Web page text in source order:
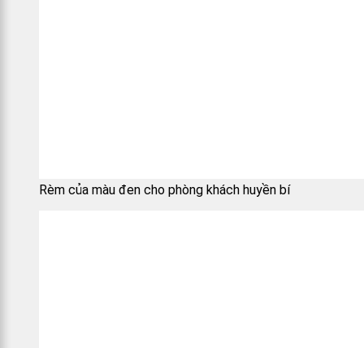
Rèm của màu đen cho phòng khách huyền bí